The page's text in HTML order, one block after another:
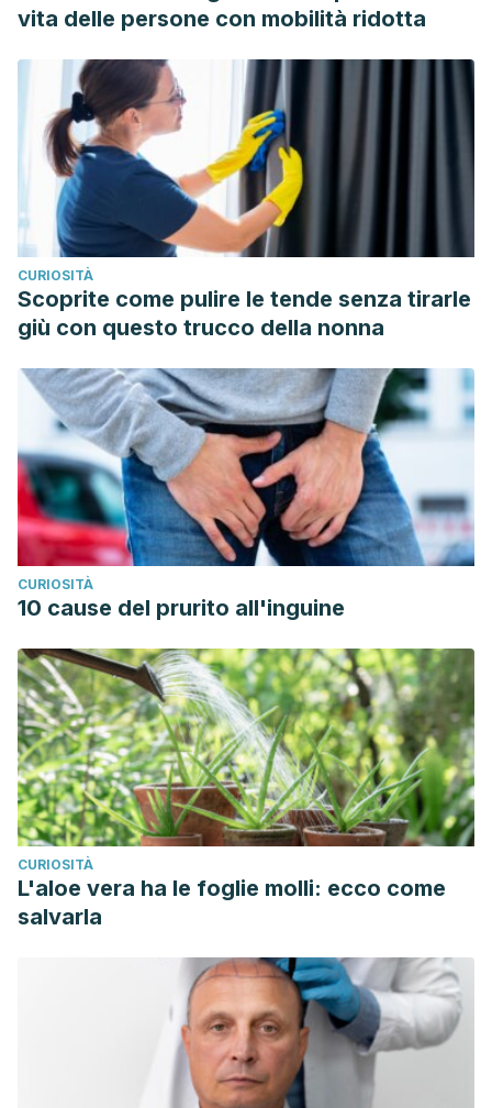
vita delle persone con mobilità ridotta
CURIOSITÀ
Scoprite come pulire le tende senza tirarle
giù con questo trucco della nonna
CURIOSITÀ
10 cause del prurito all'inguine
CURIOSITÀ
L'aloe vera ha le foglie molli: ecco come
salvarla